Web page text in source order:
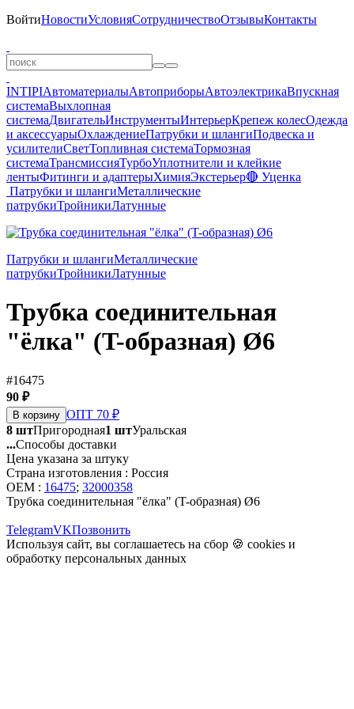
ВойтиНовостиУсловияСотрудничествоОтзывыКонтакты
INTIPIАвтоматериалыАвтоприборыАвтоэлектрикаВпускная
системаВыхлопная
системаДвигательИнструментыИнтерьерКрепеж колесОдежда
и аксессуарыОхлаждениеПатрубки и шлангиПодвеска и
усилителиСветТопливная системаТормозная
системаТрансмиссияТурбоУплотнители и клейкие
лентыФитинги и адаптерыХимияЭкстерьер🔴 Уценка
Патрубки и шлангиМеталлические
патрубкиТройникиЛатунные
Патрубки и шлангиМеталлические
патрубкиТройникиЛатунные
Трубка соединительная
"ёлка" (T-образная) Ø6
#16475
90 ₽
В корзину ОПТ 70 ₽
8 штПригородная1 штУральская
...Способы доставки
Цена указана за штуку
Страна изготовления : Россия
OEM : 16475; 32000358
Трубка соединительная "ёлка" (T-образная) Ø6
TelegramVKПозвонить
Используя сайт, вы соглашаетесь на сбор 🍪 cookies и
обработку персональных данных